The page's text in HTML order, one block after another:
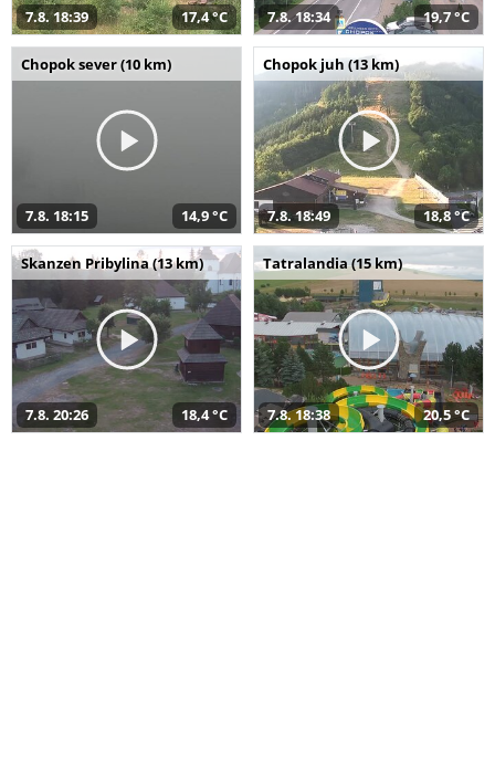
7.8. 18:39 17,4 °C 7.8. 18:34 19,7 °C
Chopok sever (10 km)
7.8. 18:15 14,9 °C
Chopok juh (13 km)
7.8. 18:49 18,8 °C
Skanzen Pribylina (13 km)
7.8. 20:26 18,4 °C
Tatralandia (15 km)
7.8. 18:38 20,5 °C